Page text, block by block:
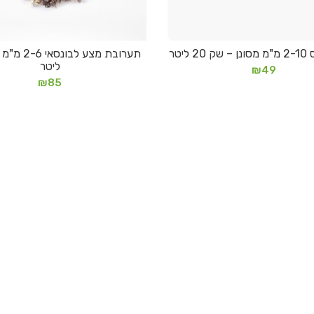
מידע נוסף
₪49
הוספה לסל
ליטר
₪85